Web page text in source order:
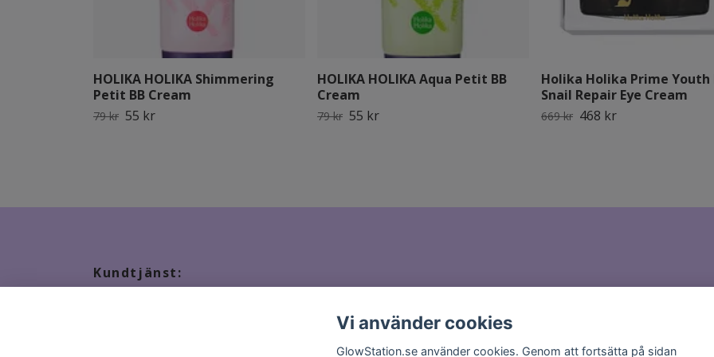
HOLIKA HOLIKA Shimmering
Petit BB Cream
79 kr 55 kr
HOLIKA HOLIKA Aqua Petit BB
Cream
79 kr 55 kr
Holika Holika Prime Youth
Snail Repair Eye Cream
669 kr 468 kr
Kundtjänst:
Vi använder cookies
GlowStation.se använder cookies. Genom att fortsätta på sidan